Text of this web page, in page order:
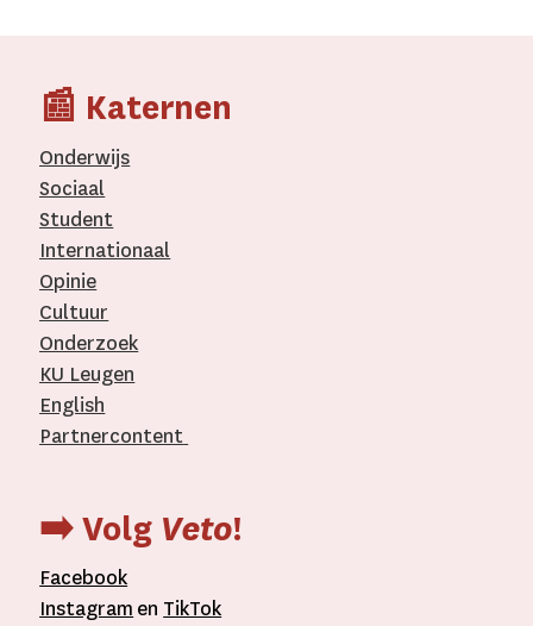
📰 Katernen
Onderwijs
Sociaal
Student
Internationaal­
Opinie
Cultuur
Onderzoek
KU Leugen
English
Partnercontent
➡️ Volg Veto!
Facebook
Instagram en TikTok